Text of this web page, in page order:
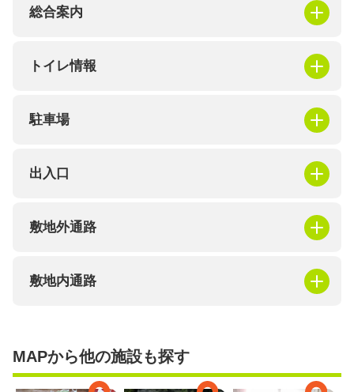
総合案内
トイレ情報
駐車場
出入口
敷地外通路
敷地内通路
MAPから他の施設も探す